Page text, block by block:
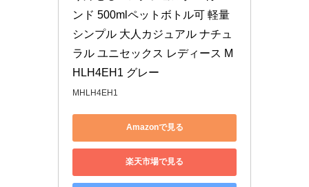
ンド 500mlペットボトル可 軽量
シンプル 大人カジュアル ナチュ
ラル ユニセックス レディース M
HLH4EH1 グレー
MHLH4EH1
Amazonで見る
楽天市場で見る